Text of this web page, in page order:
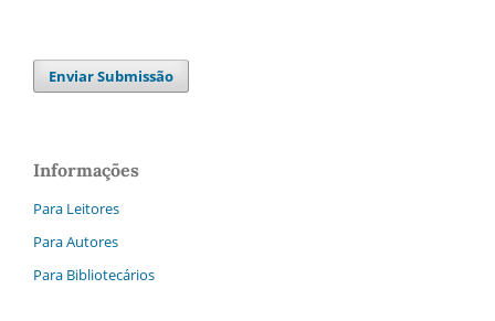
Enviar Submissão
Informações
Para Leitores
Para Autores
Para Bibliotecários